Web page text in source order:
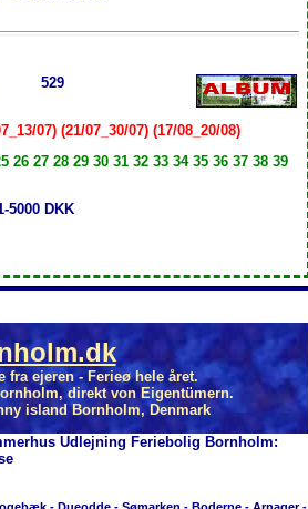
529
07) (21/07_30/07) (17/08_20/08)
27 28 29 30 31 32 33 34 35 36 37 38 39
DKK
ejeren - Ferieø hele året.
direkt von Eigentümern.
island Bornholm, Denmark
Udlejning Feriebolig Bornholm: